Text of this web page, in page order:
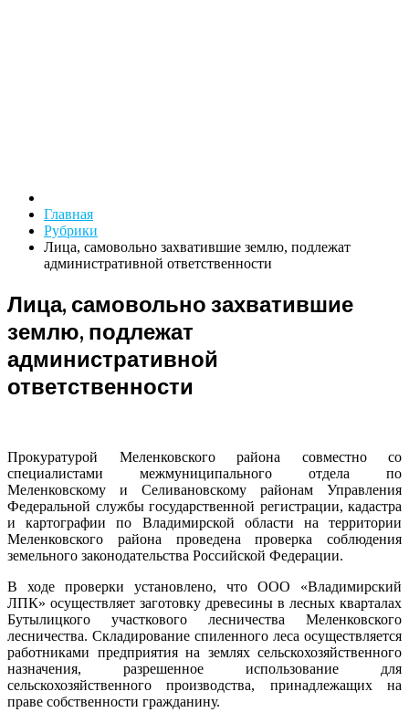
Главная
Рубрики
Лица, самовольно захватившие землю, подлежат
административной ответственности
Лица, самовольно захватившие
землю, подлежат
административной
ответственности
Прокуратурой Меленковского района совместно со
специалистами межмуниципального отдела по
Меленковскому и Селивановскому районам Управления
Федеральной службы государственной регистрации, кадастра
и картографии по Владимирской области на территории
Меленковского района проведена проверка соблюдения
земельного законодательства Российской Федерации.
В ходе проверки установлено, что ООО «Владимирский
ЛПК» осуществляет заготовку древесины в лесных кварталах
Бутылицкого участкового лесничества Меленковского
лесничества. Складирование спиленного леса осуществляется
работниками предприятия на землях сельскохозяйственного
назначения, разрешенное использование для
сельскохозяйственного производства, принадлежащих на
праве собственности гражданину.